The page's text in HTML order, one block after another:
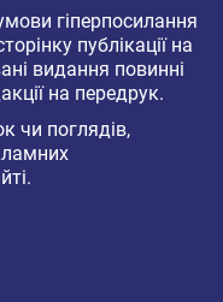
гіперпосилання
публікації на
видання повинні
на передрук.
чи поглядів,